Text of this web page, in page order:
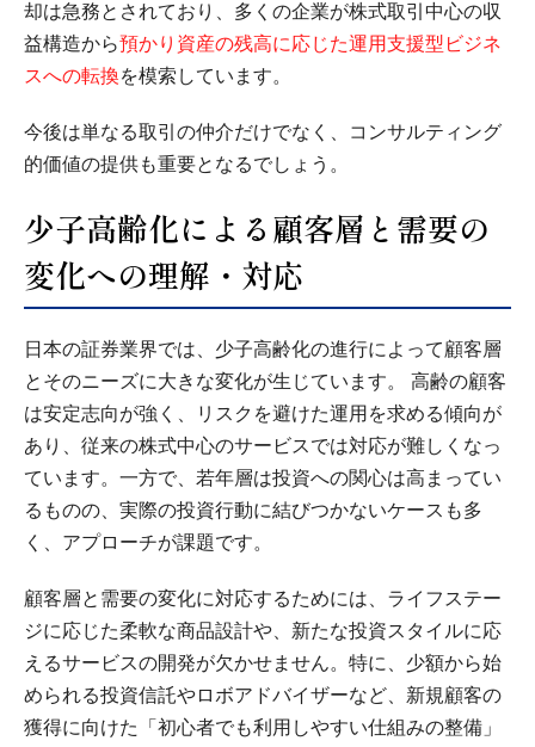
却は急務とされており、多くの企業が株式取引中心の収
益構造から預かり資産の残高に応じた運用支援型ビジネ
スへの転換を模索しています。
今後は単なる取引の仲介だけでなく、コンサルティング
的価値の提供も重要となるでしょう。
少子高齢化による顧客層と需要の
変化への理解・対応
日本の証券業界では、少子高齢化の進行によって顧客層
とそのニーズに大きな変化が生じています。 高齢の顧客
は安定志向が強く、リスクを避けた運用を求める傾向が
あり、従来の株式中心のサービスでは対応が難しくなっ
ています。一方で、若年層は投資への関心は高まってい
るものの、実際の投資行動に結びつかないケースも多
く、アプローチが課題です。
顧客層と需要の変化に対応するためには、ライフステー
ジに応じた柔軟な商品設計や、新たな投資スタイルに応
えるサービスの開発が欠かせません。特に、少額から始
められる投資信託やロボアドバイザーなど、新規顧客の
獲得に向けた「初心者でも利用しやすい仕組みの整備」